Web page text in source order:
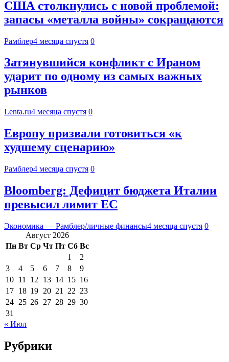
США столкнулись с новой проблемой:
запасы «металла войны» сокращаются
Рамблер4 месяца спустя 0
Затянувшийся конфликт с Ираном
ударит по одному из самых важных
рынков
Lenta.ru4 месяца спустя 0
Европу призвали готовиться «к
худшему сценарию»
Рамблер4 месяца спустя 0
Bloomberg: Дефицит бюджета Италии
превысил лимит ЕС
Экономика — Рамблер/личные финансы4 месяца спустя 0
Август 2026
Пн Вт Ср Чт Пт Сб Вс
1
2
3
4 5 6 7 8
9
10 11 12 13 14 15 16
17 18 19 20 21 22 23
24 25 26 27 28 29 30
31
« Июл
Рубрики